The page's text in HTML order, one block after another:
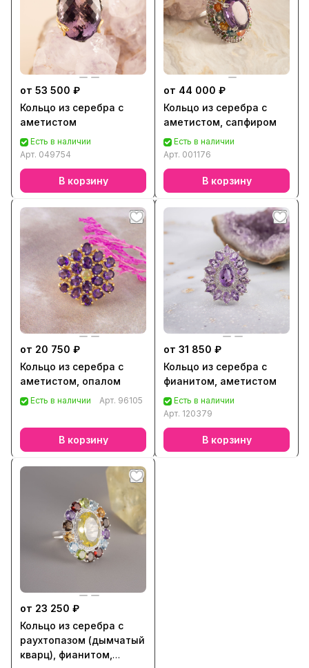
от 53 500 ₽
Кольцо из серебра с
аметистом
Есть в наличии
Арт. 049754
В корзину
от 44 000 ₽
Кольцо из серебра с
аметистом, сапфиром
Есть в наличии
Арт. 001176
В корзину
от 20 750 ₽
Кольцо из серебра с
аметистом, опалом
Есть в наличии Арт. 96105
В корзину
от 31 850 ₽
Кольцо из серебра с
фианитом, аметистом
Есть в наличии
Арт. 120379
В корзину
от 23 250 ₽
Кольцо из серебра с
раухтопазом (дымчатый
кварц), фианитом,